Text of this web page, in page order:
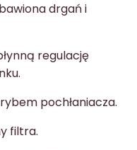
drgań i
regulację
pochłaniacza.
filtra.